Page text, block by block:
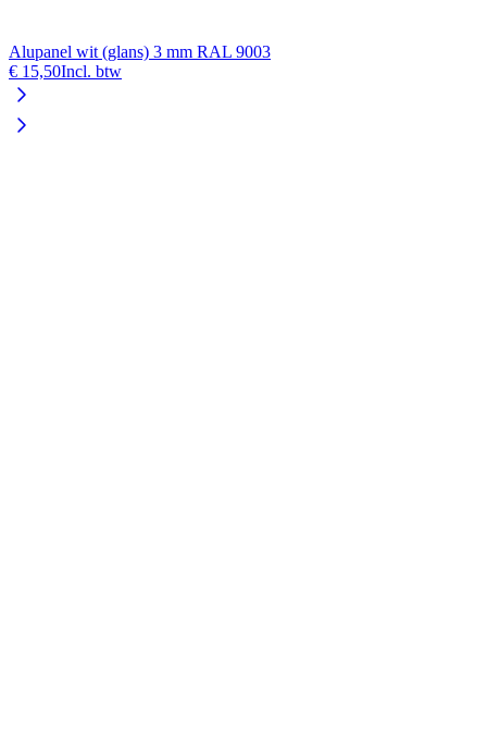
Alupanel wit (glans) 3 mm RAL 9003
€ 15,50Incl. btw